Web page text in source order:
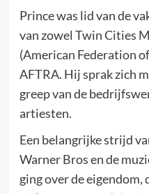
Prince was lid van de
van zowel Twin Cities
(American Federation
AFTRA. Hij sprak zich
greep van de
artiesten.
Een belangrijke strijd
Warner Bros en de
ging over de eigendom,